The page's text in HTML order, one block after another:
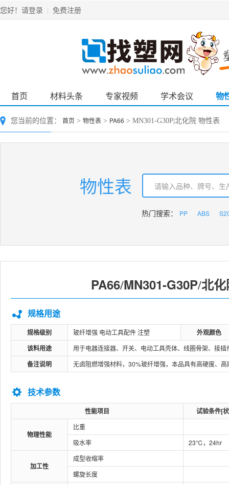
您好！ 请登录 免费注册
首页 材料头条 专家视频 学术会议 物
您当前的位置： 首页 > 物性表 > PA66 > MN301-G30P|北化院 物性表
物性表
热门搜索： PP ABS
PA66/MN301-G30P/北
规格用途
规格级别 玻纤增强 电动工具配件 注塑
外观颜色
该料用途
用于电器连接器、开关、电动工具壳体、线圈骨架、接插
备注说明 无卤阻燃增强材料，30%玻纤增强，本品具有高硬度、
技术参数
性能项目 试验条件[
物理性能
比重
吸水率
23℃，24hr
加工性
成型收缩率
螺旋长度